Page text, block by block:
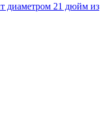
диаметром 21 дюйм из